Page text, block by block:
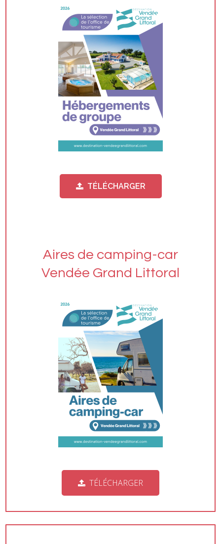
TÉLÉCHARGER
Aires de camping-car
Vendée Grand Littoral
TÉLÉCHARGER